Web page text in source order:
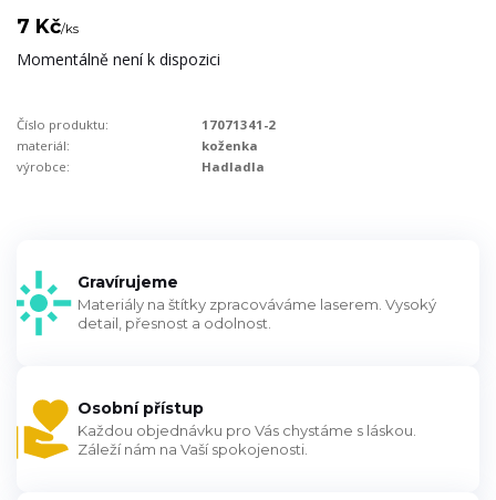
7 Kč/ks
Momentálně není k dispozici
Číslo produktu:
17071341-2
materiál:
koženka
výrobce:
Hadladla
Gravírujeme
Materiály na štítky zpracováváme laserem. Vysoký
detail, přesnost a odolnost.
Osobní přístup
Každou objednávku pro Vás chystáme s láskou.
Záleží nám na Vaší spokojenosti.